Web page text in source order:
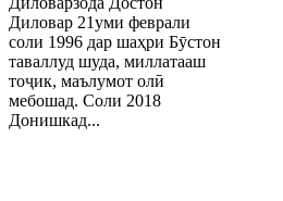
Диловар 21уми феврали
соли 1996 дар шаҳри Бӯстон
таваллуд шуда, миллатааш
тоҷик, маълумот олӣ
мебошад. Соли 2018
Донишкад...